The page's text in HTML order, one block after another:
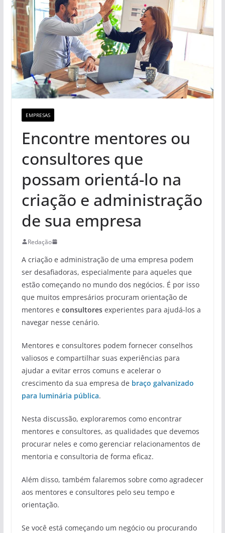
EMPRESAS
Encontre mentores ou
consultores que
possam orientá-lo na
criação e administração
de sua empresa
Redação
A criação e administração de uma empresa podem
ser desafiadoras, especialmente para aqueles que
estão começando no mundo dos negócios. É por isso
que muitos empresários procuram orientação de
mentores e consultoresexperientes para ajudá-los a
navegar nesse cenário.
Mentores e consultores podem fornecer conselhos
valiosos e compartilhar suas experiências para
ajudar a evitar erros comuns e acelerar o
crescimento da sua empresa de braço galvanizado
para luminária pública.
Nesta discussão, exploraremos como encontrar
mentores e consultores, as qualidades que devemos
procurar neles e como gerenciar relacionamentos de
mentoria e consultoria de forma eficaz.
Além disso, também falaremos sobre como agradecer
aos mentores e consultores pelo seu tempo e
orientação.
Se você está começando um negócio ou procurando